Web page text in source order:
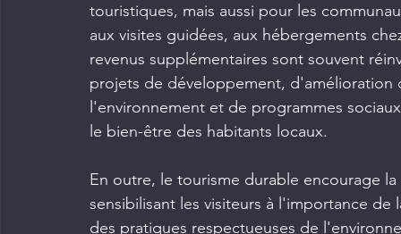
touristiques, mais aussi pour les
aux visites guidées, aux hébergements
revenus supplémentaires sont souvent
projets de développement,
l'environnement et de programmes
le bien-être des habitants locaux.
En outre, le tourisme durable encourage
sensibilisant les visiteurs à l'importance
des pratiques respectueuses de